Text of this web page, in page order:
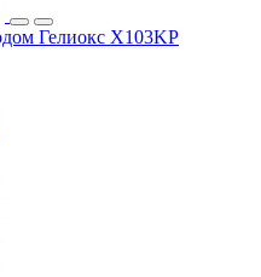
Гелиокс X103KP